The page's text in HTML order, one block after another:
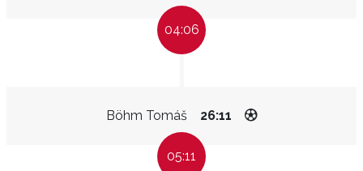
04:06
Böhm Tomáš 26:11
05:11